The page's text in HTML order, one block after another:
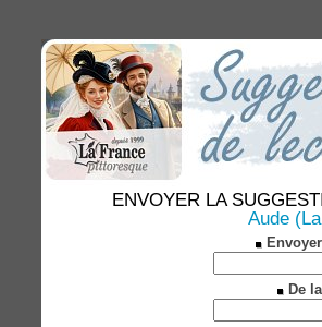
ENVOYER LA
Aude
De